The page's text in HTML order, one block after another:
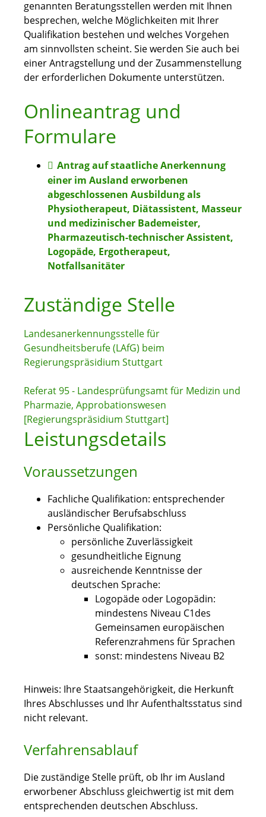
genannten Beratungsstellen werden mit Ihnen
besprechen, welche Möglichkeiten mit Ihrer
Qualifikation bestehen und welches Vorgehen
am sinnvollsten scheint. Sie werden Sie auch bei
einer Antragstellung und der Zusammenstellung
der erforderlichen Dokumente unterstützen.
Onlineantrag und
Formulare
Antrag auf staatliche Anerkennung
einer im Ausland erworbenen
abgeschlossenen Ausbildung als
Physiotherapeut, Diätassistent, Masseur
und medizinischer Bademeister,
Pharmazeutisch-technischer Assistent,
Logopäde, Ergotherapeut,
Notfallsanitäter
Zuständige Stelle
Landesanerkennungsstelle für
Gesundheitsberufe (LAfG) beim
Regierungspräsidium Stuttgart
Referat 95 - Landesprüfungsamt für Medizin und
Pharmazie, Approbationswesen
[Regierungspräsidium Stuttgart]
Leistungsdetails
Voraussetzungen
Fachliche Qualifikation: entsprechender
ausländischer Berufsabschluss
Persönliche Qualifikation:
persönliche Zuverlässigkeit
gesundheitliche Eignung
ausreichende Kenntnisse der
deutschen Sprache:
Logopäde oder Logopädin:
mindestens Niveau C1des
Gemeinsamen europäischen
Referenzrahmens für Sprachen
sonst: mindestens Niveau B2
Hinweis: Ihre Staatsangehörigkeit, die Herkunft
Ihres Abschlusses und Ihr Aufenthaltsstatus sind
nicht relevant.
Verfahrensablauf
Die zuständige Stelle prüft, ob Ihr im Ausland
erworbener Abschluss gleichwertig ist mit dem
entsprechenden deutschen Abschluss.